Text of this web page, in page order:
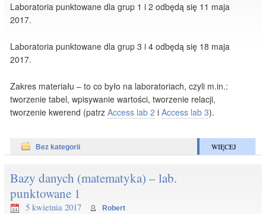
Laboratoria punktowane dla grup 1 i 2 odbędą się 11 maja
2017.
Laboratoria punktowane dla grup 3 i 4 odbędą się 18 maja
2017.
Zakres materiału – to co było na laboratoriach, czyli m.in.:
tworzenie tabel, wpisywanie wartości, tworzenie relacji,
tworzenie kwerend (patrzAccess lab 2 iAccess lab 3).
Bez kategorii WIĘCEJ
Bazy danych (matematyka) – lab.
punktowane 1
5 kwietnia 2017 Robert